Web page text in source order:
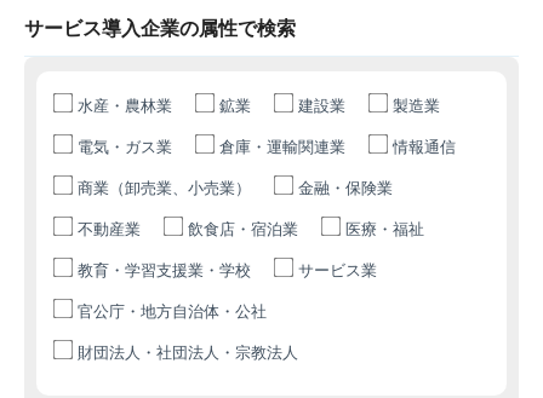
サービス導入企業の属性で検索
水産・農林業 鉱業 建設業 製造業
電気・ガス業 倉庫・運輸関連業 情報通信
商業（卸売業、小売業） 金融・保険業
不動産業 飲食店・宿泊業 医療・福祉
教育・学習支援業・学校 サービス業
官公庁・地方自治体・公社
財団法人・社団法人・宗教法人